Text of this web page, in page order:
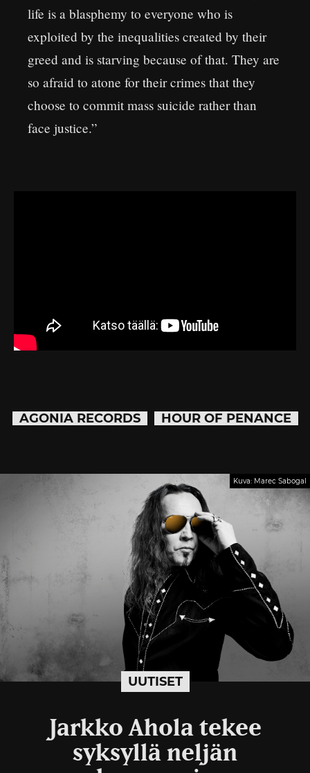
life is a blasphemy to everyone who is
exploited by the inequalities created by their
greed and is starving because of that. They are
so afraid to atone for their crimes that they
choose to commit mass suicide rather than
face justice.”
AGONIA RECORDS HOUR OF PENANCE
UUTISET
Kuva: Marec Sabogal
Jarkko Ahola tekee
syksyllä neljän